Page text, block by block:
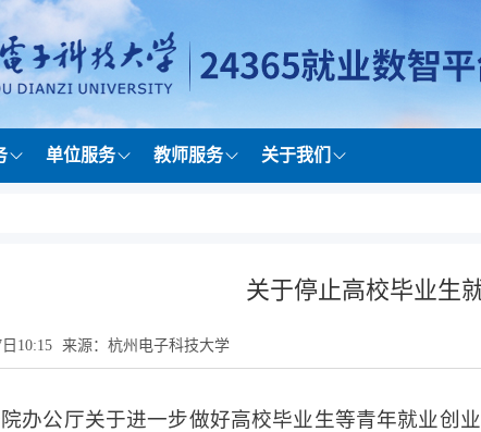
单位服务 教师服务 关于我们
关于停止高校毕业生
10:15 来源：杭州电子科技大学
办公厅关于进一步做好高校毕业生等青年就业创